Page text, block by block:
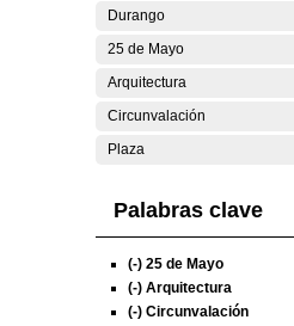
Durango
25 de Mayo
Arquitectura
Circunvalación
Plaza
Palabras clave
(-) 25 de Mayo
(-) Arquitectura
(-) Circunvalación